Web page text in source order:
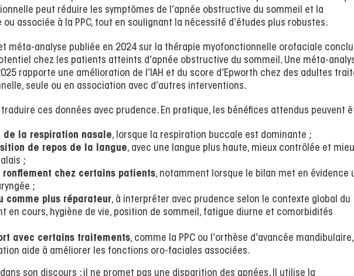
peut réduire les symptômes de l’apnée obstructive du sommeil et la
associée à la PPC, tout en soulignant la nécessité d’études plus robustes.
méta-analyse publiée en 2024 sur la thérapie myofonctionnelle orofaciale
chez les patients atteints d’apnée obstructive du sommeil. Une méta-
rapporte une amélioration de l’IAH et du score d’Epworth chez des adultes
seule ou en association avec d’autres interventions.
ces données avec prudence. En pratique, les bénéfices attendus peuvent
de la respiration nasale, lorsque la respiration buccale est dominante ;
de repos de la langue, avec une langue plus haute, mieux contrôlée et
;
ronflement chez certains patients, notamment lorsque le bilan met en évidence
;
comme plus réparateur, à interpréter avec prudence selon le contexte global du
en cours, hygiène de vie, position de sommeil, fatigue diurne et comorbidités
avec certains traitements, comme la PPC ou l’orthèse d’avancée mandibulaire,
aide à améliorer les fonctions oro-faciales associées.
son discours : il ne promet pas une disparition des apnées. Il utilise la